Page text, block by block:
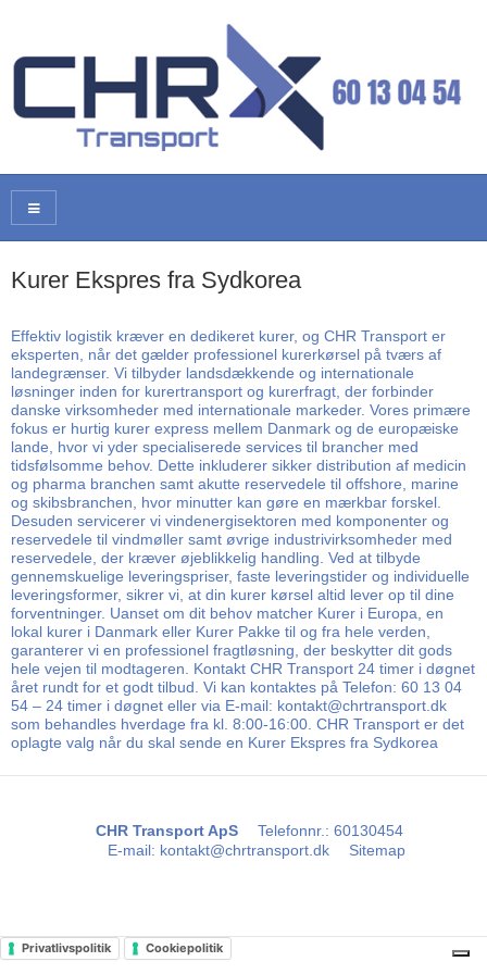
Kurer Ekspres fra Sydkorea
Effektiv logistik kræver en dedikeret kurer, og CHR Transport er
eksperten, når det gælder professionel kurerkørsel på tværs af
landegrænser. Vi tilbyder landsdækkende og internationale
løsninger inden for kurertransport og kurerfragt, der forbinder
danske virksomheder med internationale markeder. Vores primære
fokus er hurtig kurer express mellem Danmark og de europæiske
lande, hvor vi yder specialiserede services til brancher med
tidsfølsomme behov. Dette inkluderer sikker distribution af medicin
og pharma branchen samt akutte reservedele til offshore, marine
og skibsbranchen, hvor minutter kan gøre en mærkbar forskel.
Desuden servicerer vi vindenergisektoren med komponenter og
reservedele til vindmøller samt øvrige industrivirksomheder med
reservedele, der kræver øjeblikkelig handling. Ved at tilbyde
gennemskuelige leveringspriser, faste leveringstider og individuelle
leveringsformer, sikrer vi, at din kurer kørsel altid lever op til dine
forventninger. Uanset om dit behov matcher Kurer i Europa, en
lokal kurer i Danmark eller Kurer Pakke til og fra hele verden,
garanterer vi en professionel fragtløsning, der beskytter dit gods
hele vejen til modtageren. Kontakt CHR Transport 24 timer i døgnet
året rundt for et godt tilbud. Vi kan kontaktes på Telefon: 60 13 04
54 – 24 timer i døgnet eller via E-mail: kontakt@chrtransport.dk
som behandles hverdage fra kl. 8:00-16:00. CHR Transport er det
oplagte valg når du skal sende en Kurer Ekspres fra Sydkorea
CHR Transport ApS Telefonnr.: 60130454
E-mail: kontakt@chrtransport.dk Sitemap
Privatlivspolitik Cookiepolitik